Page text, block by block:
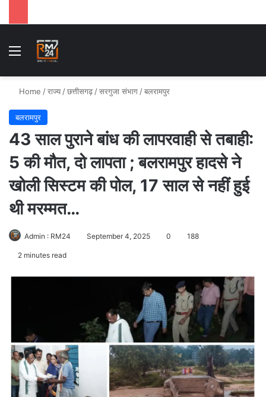
Menu
Home /राज्य /छत्तीसगढ़ /सरगुजा संभाग /बलरामपुर
बलरामपुर
43 साल पुराने बांध की लापरवाही से तबाही:
5 की मौत, दो लापता ; बलरामपुर हादसे ने
खोली सिस्टम की पोल, 17 साल से नहीं हुई
थी मरम्मत…
Admin : RM24 September 4, 2025 0 188
2 minutes read